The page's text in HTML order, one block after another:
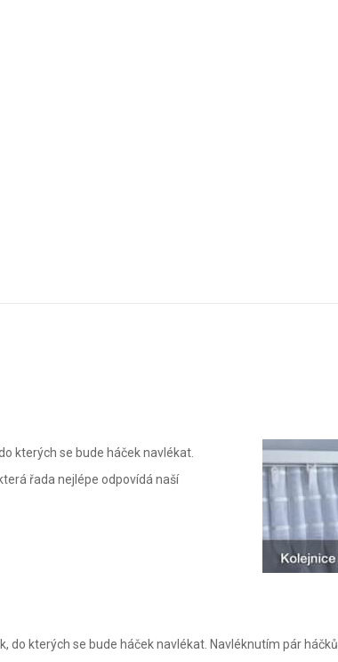
kterých se bude háček navlékat.
řada nejlépe odpovídá naší
do kterých se bude háček navlékat. Navléknutím pár háčků